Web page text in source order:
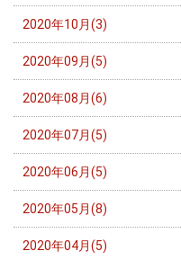
2020年10月(3)
2020年09月(5)
2020年08月(6)
2020年07月(5)
2020年06月(5)
2020年05月(8)
2020年04月(5)